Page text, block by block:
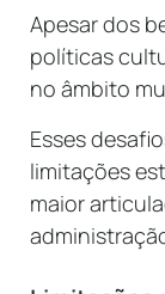
Apesar dos
políticas
no âmbito
Esses
limitações
maior